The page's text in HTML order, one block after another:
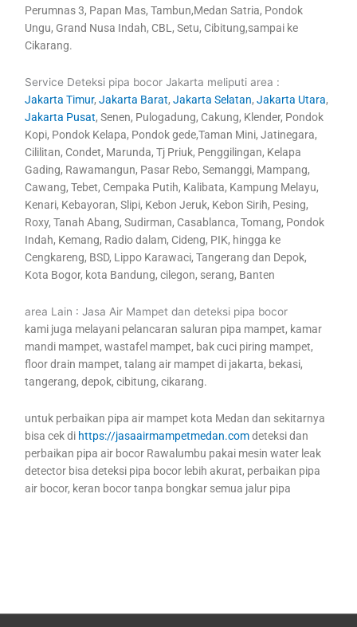
Perumnas 3, Papan Mas, Tambun,Medan Satria, Pondok
Ungu, Grand Nusa Indah, CBL, Setu, Cibitung,sampai ke
Cikarang.
Service Deteksi pipa bocor Jakarta meliputi area :
Jakarta Timur,Jakarta Barat,Jakarta Selatan,Jakarta Utara,
Jakarta Pusat, Senen, Pulogadung, Cakung, Klender, Pondok
Kopi, Pondok Kelapa, Pondok gede,Taman Mini, Jatinegara,
Cililitan, Condet, Marunda, Tj Priuk, Penggilingan, Kelapa
Gading, Rawamangun, Pasar Rebo, Semanggi, Mampang,
Cawang, Tebet, Cempaka Putih, Kalibata, Kampung Melayu,
Kenari, Kebayoran, Slipi, Kebon Jeruk, Kebon Sirih, Pesing,
Roxy, Tanah Abang, Sudirman, Casablanca, Tomang, Pondok
Indah, Kemang, Radio dalam, Cideng, PIK, hingga ke
Cengkareng, BSD, Lippo Karawaci, Tangerang dan Depok,
Kota Bogor, kota Bandung, cilegon, serang, Banten
area Lain : Jasa Air Mampet dan deteksi pipa bocor
kami juga melayani pelancaran saluran pipa mampet, kamar
mandi mampet, wastafel mampet, bak cuci piring mampet,
floor drain mampet, talang air mampet di jakarta, bekasi,
tangerang, depok, cibitung, cikarang.
untuk perbaikan pipa air mampet kota Medan dan sekitarnya
bisa cek di https://jasaairmampetmedan.comdeteksi dan
perbaikan pipa air bocor Rawalumbu pakai mesin water leak
detector bisa deteksi pipa bocor lebih akurat, perbaikan pipa
air bocor, keran bocor tanpa bongkar semua jalur pipa